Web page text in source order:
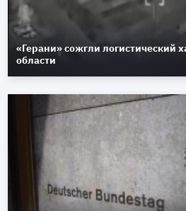
«Герани» сожгли логистический
области